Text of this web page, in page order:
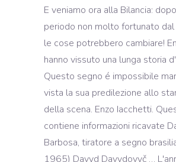
E veniamo ora alla Bilancia:
periodo non molto fortunato
le cose potrebbero cambiare!
hanno vissuto una lunga storia
Questo segno é impossibile
vista la sua predilezione allo
della scena. Enzo Iacchetti.
contiene informazioni ricavate
Barbosa, tiratore a segno
1965) Davyd Davydovyč …